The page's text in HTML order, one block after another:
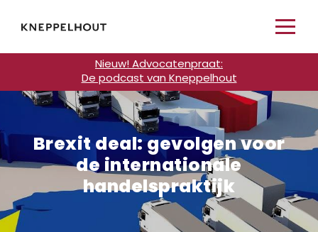
Nieuw! Advocatenpraat:
De podcast van Kneppelhout
Brexit deal: gevolgen voor
de internationale
handelspraktijk